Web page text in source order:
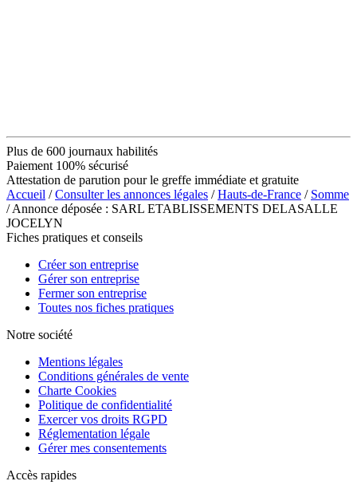
Plus de 600 journaux habilités
Paiement 100% sécurisé
Attestation de parution pour le greffe immédiate et gratuite
Accueil /Consulter les annonces légales /Hauts-de-France / Somme
/ Annonce déposée : SARL ETABLISSEMENTS DELASALLE
JOCELYN
Fiches pratiques et conseils
Créer son entreprise
Gérer son entreprise
Fermer son entreprise
Toutes nos fiches pratiques
Notre société
Mentions légales
Conditions générales de vente
Charte Cookies
Politique de confidentialité
Exercer vos droits RGPD
Réglementation légale
Gérer mes consentements
Accès rapides